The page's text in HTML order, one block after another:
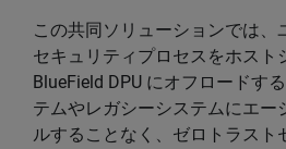
この共同ソリューションでは、
セキュリティプロセスをホスト
BlueField DPU にオフロードす
テムやレガシーシステムにエー
ルすることなく、ゼロトラスト